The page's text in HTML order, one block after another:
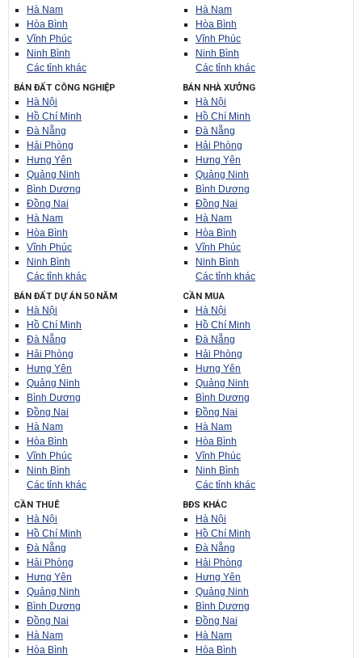
Hà Nam
Hòa Bình
Vĩnh Phúc
Ninh Bình
Các tỉnh khác
Hà Nam
Hòa Bình
Vĩnh Phúc
Ninh Bình
Các tỉnh khác
BÁN ĐẤT CÔNG NGHIỆP
Hà Nội
Hồ Chí Minh
Đà Nẵng
Hải Phòng
Hưng Yên
Quảng Ninh
Bình Dương
Đồng Nai
Hà Nam
Hòa Bình
Vĩnh Phúc
Ninh Bình
Các tỉnh khác
BÁN NHÀ XƯỞNG
Hà Nội
Hồ Chí Minh
Đà Nẵng
Hải Phòng
Hưng Yên
Quảng Ninh
Bình Dương
Đồng Nai
Hà Nam
Hòa Bình
Vĩnh Phúc
Ninh Bình
Các tỉnh khác
BÁN ĐẤT DỰ ÁN 50 NĂM
Hà Nội
Hồ Chí Minh
Đà Nẵng
Hải Phòng
Hưng Yên
Quảng Ninh
Bình Dương
Đồng Nai
Hà Nam
Hòa Bình
Vĩnh Phúc
Ninh Bình
Các tỉnh khác
CẦN MUA
Hà Nội
Hồ Chí Minh
Đà Nẵng
Hải Phòng
Hưng Yên
Quảng Ninh
Bình Dương
Đồng Nai
Hà Nam
Hòa Bình
Vĩnh Phúc
Ninh Bình
Các tỉnh khác
CẦN THUÊ
Hà Nội
Hồ Chí Minh
Đà Nẵng
Hải Phòng
Hưng Yên
Quảng Ninh
Bình Dương
Đồng Nai
Hà Nam
Hòa Bình
BĐS KHÁC
Hà Nội
Hồ Chí Minh
Đà Nẵng
Hải Phòng
Hưng Yên
Quảng Ninh
Bình Dương
Đồng Nai
Hà Nam
Hòa Bình